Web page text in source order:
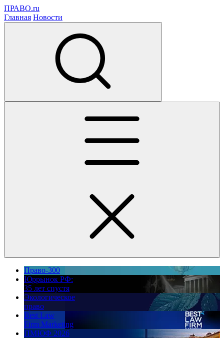
ПРАВО.ru
Главная Новости
Право-300
Юррынок РФ:
35 лет спустя
Экологическое
право
Best Law
Firm Marketing
ПМЮФ 2026